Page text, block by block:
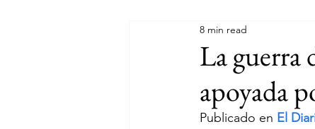
Pandemia y pueblos indígenas
Resistencias Tren Maya
La guerra
apoyada
8 min read
Publicado en El